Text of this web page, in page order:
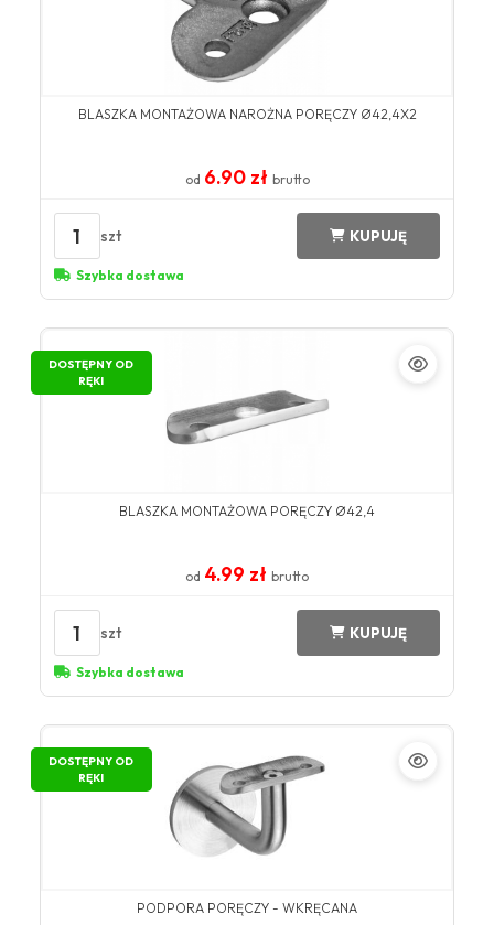
BLASZKA MONTAŻOWA NAROŻNA PORĘCZY Ø42,4X2
od 6.90 zł brutto
1 szt KUPUJĘ
Szybka dostawa
DOSTĘPNY OD
RĘKI
BLASZKA MONTAŻOWA PORĘCZY Ø42,4
od 4.99 zł brutto
1 szt KUPUJĘ
Szybka dostawa
DOSTĘPNY OD
RĘKI
PODPORA PORĘCZY - WKRĘCANA